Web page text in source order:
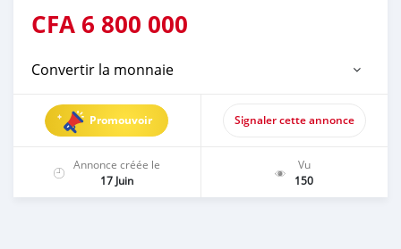
CFA 6 800 000
Convertir la monnaie
Promouvoir Signaler cette annonce
Annonce créée le
17 Juin
Vu
150